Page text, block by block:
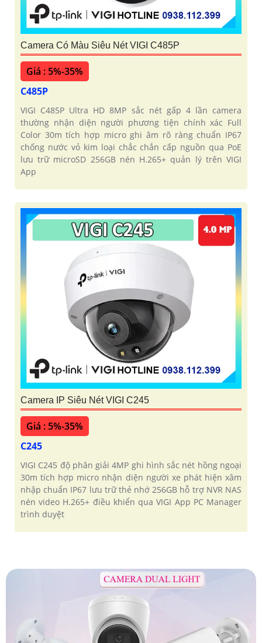
Camera Có Màu Siêu Nét VIGI C485P
Giá : 5%-35%
C485P
VIGI C485P Ultra HD 8MP sắc nét gấp 4 lần camera
thường nhận diện người phương tiện chính xác Full
Color 30m tích hợp micro ghi âm rõ ràng chuẩn IP67
chống nước vỏ kim loại chắc chắn cấp nguồn qua PoE
lưu trữ microSD 256GB nén H.265+ quản lý trên VIGI
App
Camera IP Siêu Nét VIGI C245
Giá : 5%-35%
C245
VIGI C245 độ phân giải 4MP ghi hình sắc nét hồng ngoại
30m tích hợp micro nhận diện người xe phát hiện xâm
nhập chuẩn IP67 lưu trữ thẻ nhớ 256GB hỗ trợ NVR NAS
nén video H.265+ điều khiển qua VIGI App PC Manager
trình duyệt